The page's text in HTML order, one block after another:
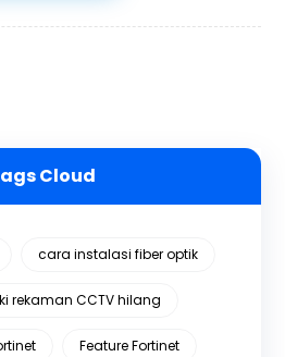
Cloud
cara instalasi fiber optik
rekaman CCTV hilang
Feature Fortinet